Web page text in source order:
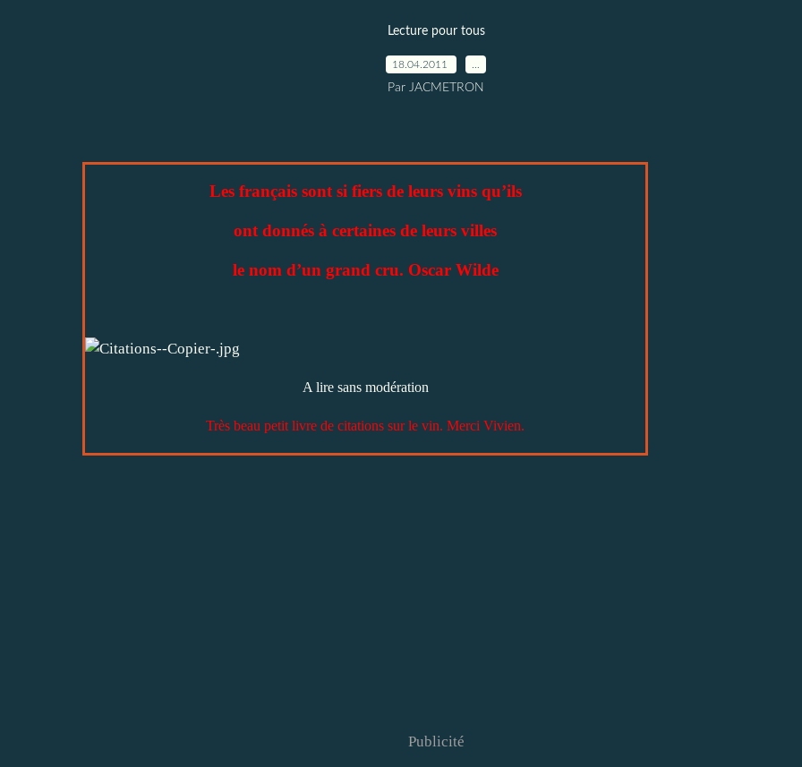
Lecture pour tous
18.04.2011
Par JACMETRON
Les français sont si fiers de leurs vins qu’ils
ont donnés à certaines de leurs villes
le nom d’un grand cru. Oscar Wilde
A lire sans modération
Très beau petit livre de citations sur le vin. Merci Vivien.
Publicité